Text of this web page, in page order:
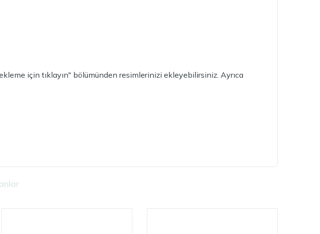
için tıklayın" bölümünden resimlerinizi ekleyebilirsiniz. Ayrıca